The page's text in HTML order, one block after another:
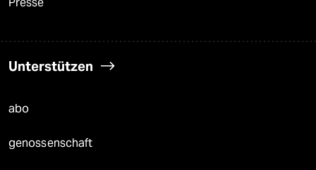
Unterstützen
abo
genossenschaft